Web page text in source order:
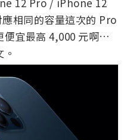
相同的容量這次的 Pro
便宜最高 4,000 元啊…